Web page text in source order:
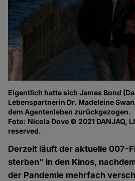
Eigentlich hatte sich James Bond
Lebenspartnerin Dr. Madeleine
dem Agentenleben zurückgezogen.
Foto: Nicola Dove © 2021 DANJAQ,
reserved.
Derzeit läuft der aktuelle 007-
sterben" in den Kinos,
der Pandemie mehrfach